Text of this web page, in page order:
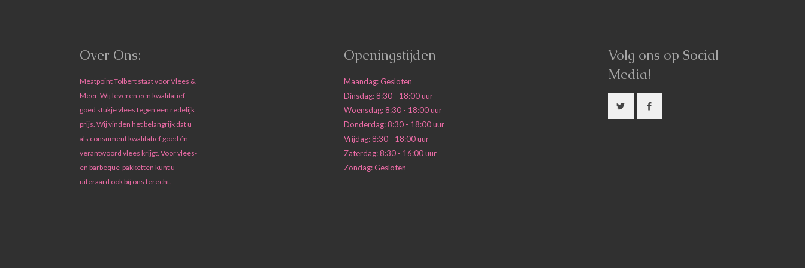
Over Ons:
Meatpoint Tolbert staat voor Vlees &
Meer. Wij leveren een kwalitatief
goed stukje vlees tegen een redelijk
prijs. Wij vinden het belangrijk dat u
als consument kwalitatief goed én
verantwoord vlees krijgt. Voor vlees-
en barbeque-pakketten kunt u
uiteraard ook bij ons terecht.
Openingstijden
Maandag: Gesloten
Dinsdag: 8:30 - 18:00 uur
Woensdag: 8:30 - 18:00 uur
Donderdag: 8:30 - 18:00 uur
Vrijdag: 8:30 - 18:00 uur
Zaterdag: 8:30 - 16:00 uur
Zondag: Gesloten
Volg ons op Social
Media!